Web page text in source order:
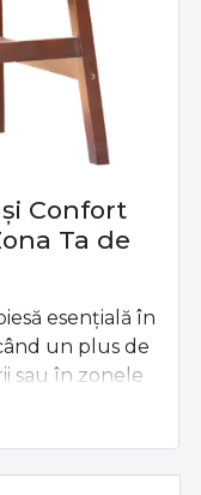
Confort
Ta de
esențială în
un plus de
sau în zonele
o insulă în